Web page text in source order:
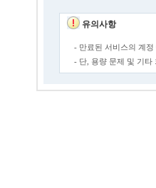
유의사항
- 만료된 서비스의 계정
- 단, 용량 문제 및 기타